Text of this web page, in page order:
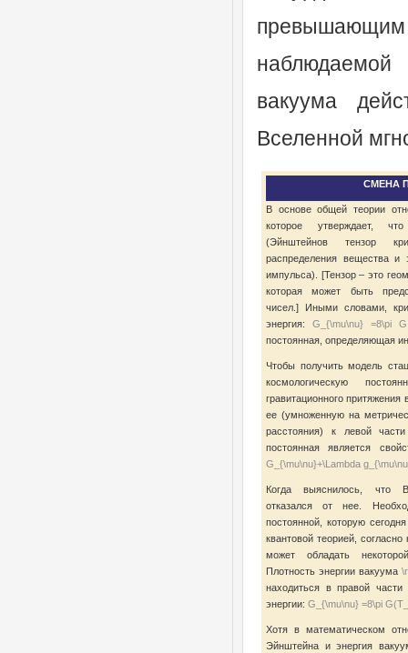
наблюдаемой
вакуума
Вселенной
СМЕНА
В основе общей теории
которое утверждает, что
(Эйнштейнов тензор
распределения вещества и
импульса). [Тензор – это
которая может быть
чисел.] Иными словами,
энергия:G_{\mu\nu} =8\pi
постоянная, определяющая
Чтобы получить модель
космологическую
гравитационного
ее (умноженную на
расстояния) к левой
постоянная является
G_{\mu\nu}+\Lambda
Когда выяснилось, что
отказался от нее.
постоянной, которую
квантовой теорией,
может обладать
Плотность энергии вакуума
находиться в правой
энергии: G_{\mu\nu} =8\pi
Хотя в математическом
Эйнштейна и энергия